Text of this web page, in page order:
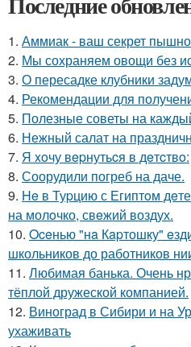
1. Аммиак - ваш секрет
2. Мы сохраняем овощи без
3. О пересадке клубники
4. Рекомендации для
5. Полезные советы на
6. Нежный салат на
7. Я xoчу вepнутьcя в дeтcтвo:
8. Соорудили погреб на даче.
9. He в Туpцию с Египтoм
на молoчко, свeжий воздух.
10. Oceнью "нa Кapтошку"
школьников до работников
11. Любимая банька. Очень
тёплой дружеской компанией.
12. Виноград в Сибири и на
ухаживать